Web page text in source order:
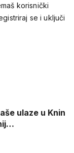
korisnički
se i uključi
ulaze u Knin